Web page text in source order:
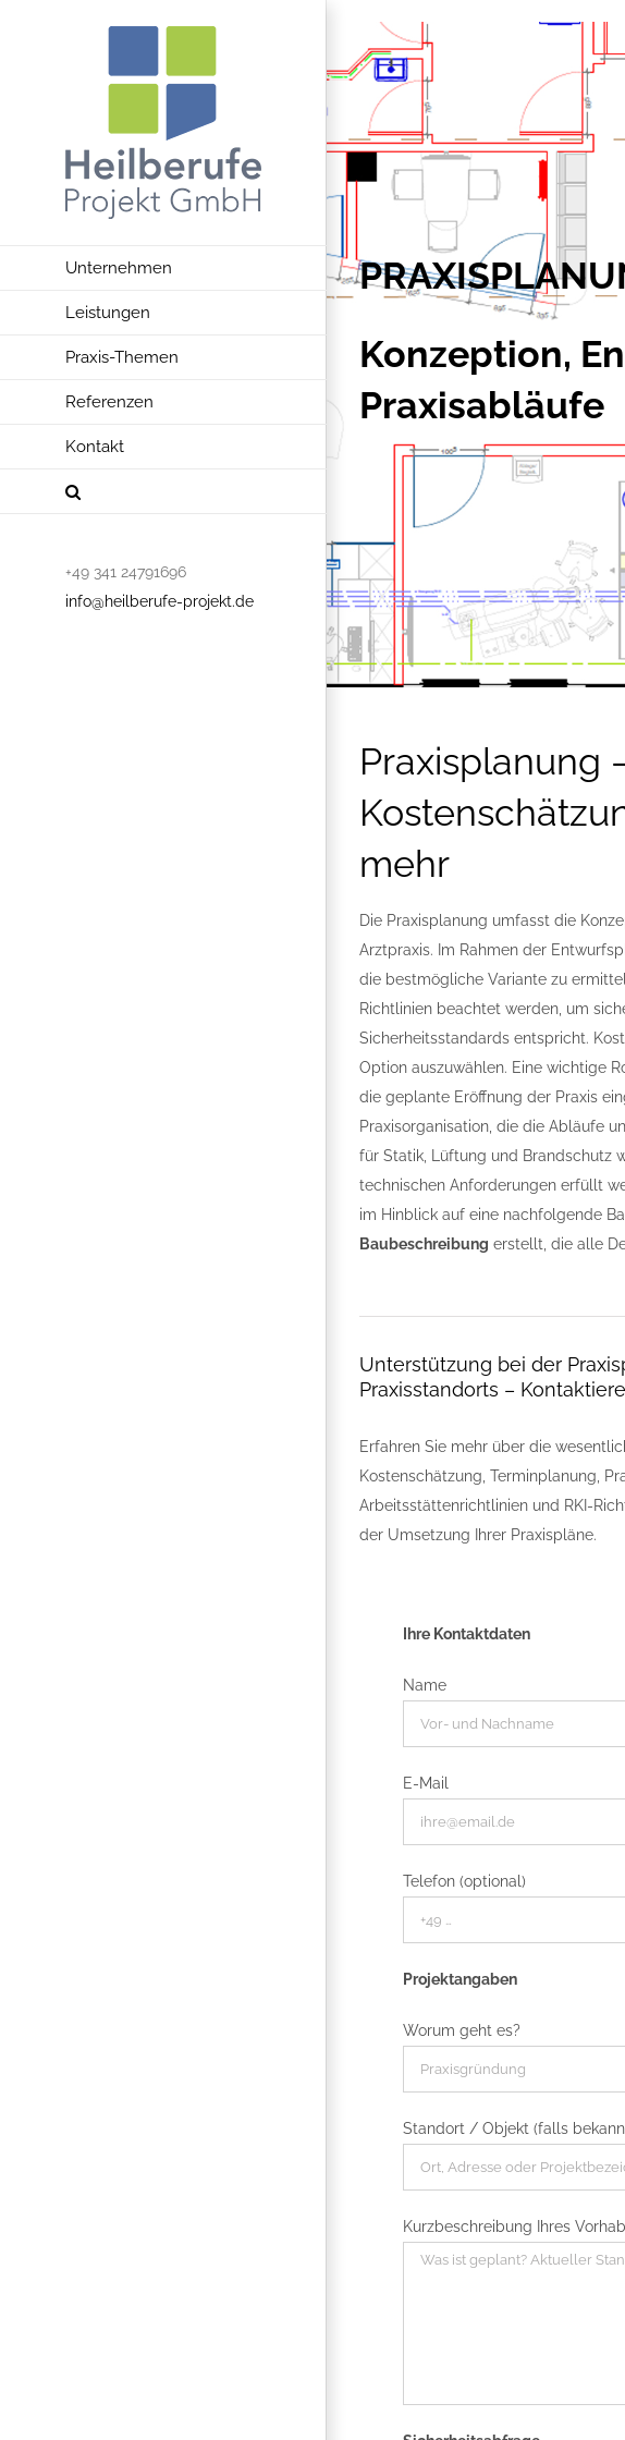
Unternehmen
Leistungen
Praxis-Themen
Referenzen
Kontakt
+49 341 24791696
info@heilberufe-projekt.de
Konzeption,
Praxisabläufe
Praxisplanung
mehr
Die Praxisplanung umfasst die
Arztpraxis. Im Rahmen der
die bestmögliche Variante zu
Richtlinien beachtet werden, um
Sicherheitsstandards entspricht.
Option auszuwählen. Eine wichtige
die geplante Eröffnung der Praxis
Praxisorganisation, die die Abläufe
für Statik, Lüftung und Brandschutz
technischen Anforderungen erfüllt
im Hinblick auf eine nachfolgende
Baubeschreibung erstellt, die alle
Unterstützung bei der
Praxisstandorts –
Erfahren Sie mehr über die
Kostenschätzung, Terminplanung,
Arbeitsstättenrichtlinien und RKI-
der Umsetzung Ihrer Praxispläne.
Ihre Kontaktdaten
Name
E-Mail
Telefon (optional)
Projektangaben
Worum geht es?
Standort / Objekt (falls
Kurzbeschreibung Ihres